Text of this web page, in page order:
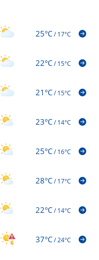
25°C/17°C
22°C/15°C
21°C/15°C
23°C/14°C
25°C/16°C
28°C/17°C
22°C/14°C
37°C/24°C